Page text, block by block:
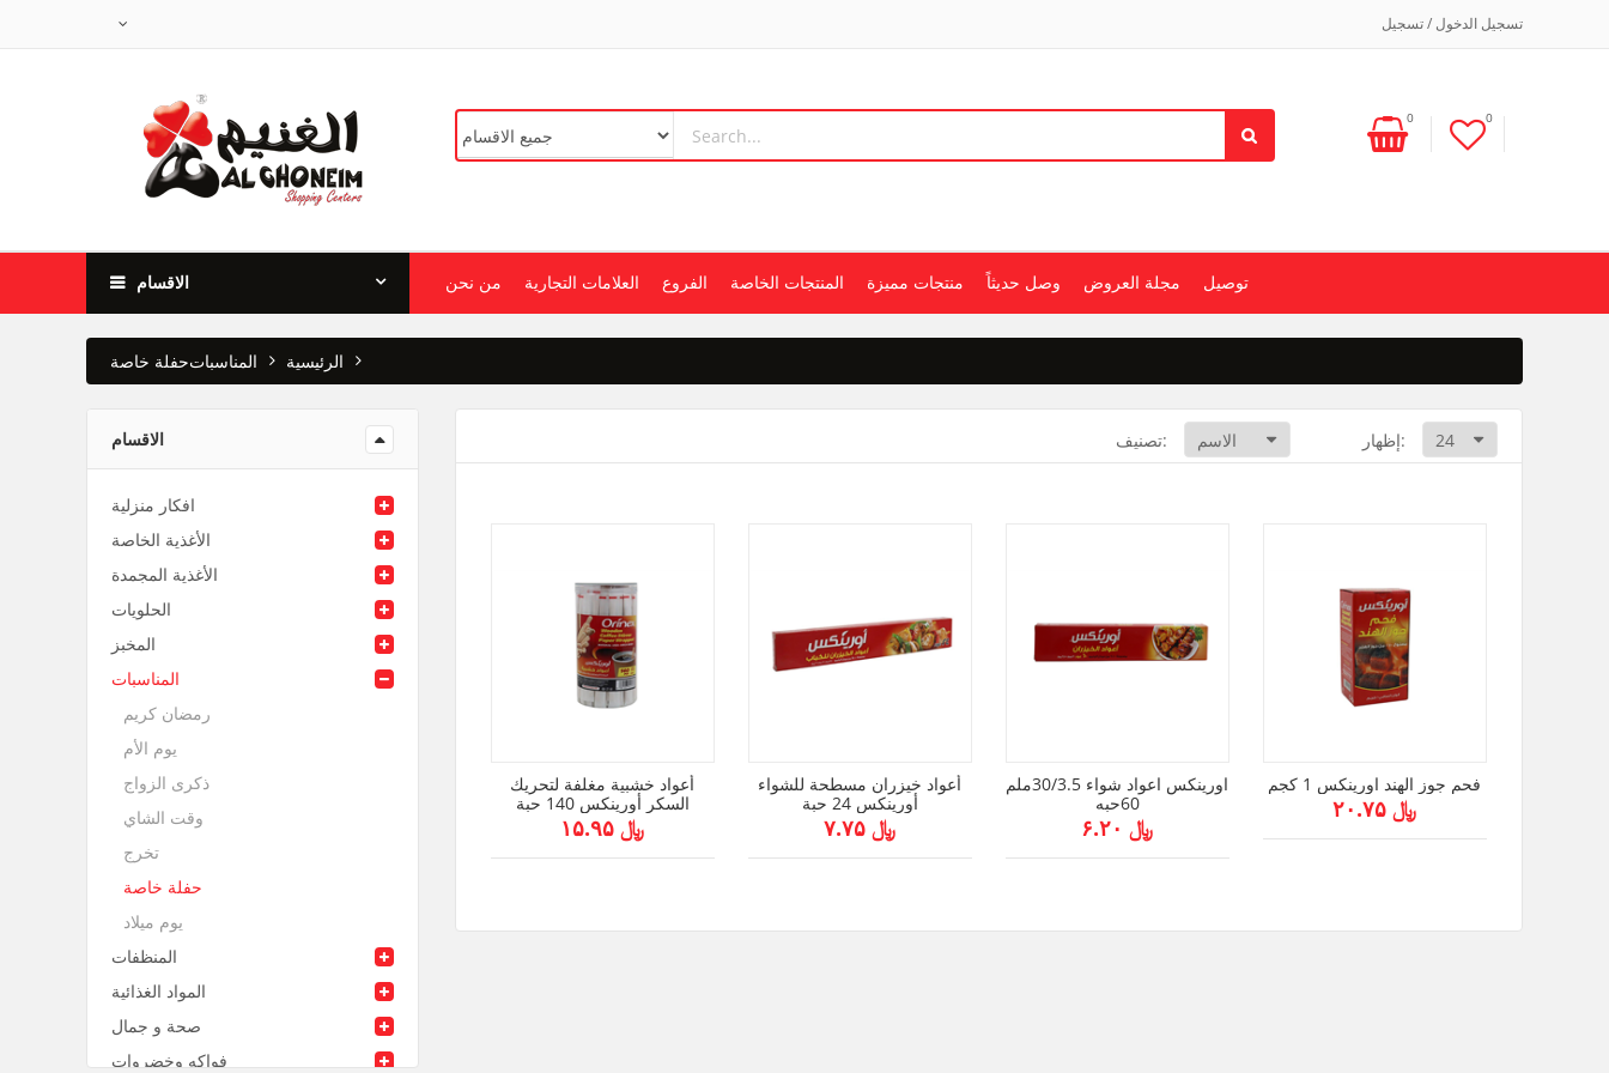
تسجيل الدخول / تسجيل
0 0
الاقسام من نحن العلامات التجارية الفروع المنتجات الخاصة منتجات مميزة وصل حديثاً مجلة العروض توصيل
الرئيسية المناسباتحفلة خاصة
الاقسام
افكار منزلية
الأغذية الخاصة
الأغذية المجمدة
الحلويات
المخبز
المناسبات
رمضان كريم
يوم الأم
ذكرى الزواج
وقت الشاي
تخرج
حفلة خاصة
يوم ميلاد
المنظفات
المواد الغذائية
صحة و جمال
فواكه وخضروات
تصنيف: إظهار:
أعواد خشبية مغلفة لتحريك
السكر أورينكس 140 حبة
﷼ ۱۵.۹۵
أعواد خيزران مسطحة للشواء
أورينكس 24 حبة
﷼ ۷.۷۵
اورينكس اعواد شواء 30/3.5ملم
60حبه
﷼ ۶.۲۰
فحم جوز الهند اورينكس 1 كجم
﷼ ۲۰.۷۵